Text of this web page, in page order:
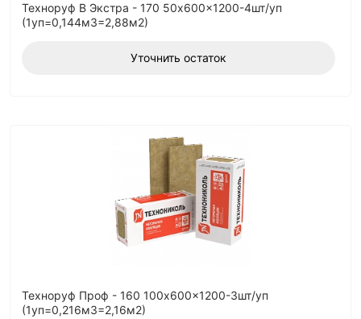
Техноруф В Экстра - 170 50x600x1200-4шт/уп
(1уп=0,144м3=2,88м2)
Уточнить остаток
Техноруф Проф - 160 100x600x1200-3шт/уп
(1уп=0,216м3=2,16м2)